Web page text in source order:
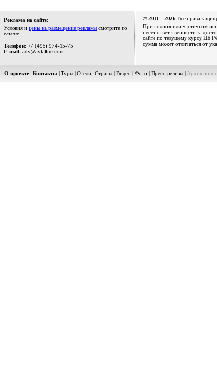
Реклама на сайте:
Условия и цены на размещение рекламы смотрите по
ссылке.
Телефон: +7 (495) 974-15-75
E-mail: adv@avialine.com
© 2011 - 2026 Все права
При полном или частичном
несет ответственности за
сайте по текущему курсу ЦБ
сумма может отличаться от
О проекте | Контакты | Туры | Отели | Страны | Видео | Фото | Пресс-релизы | Архив